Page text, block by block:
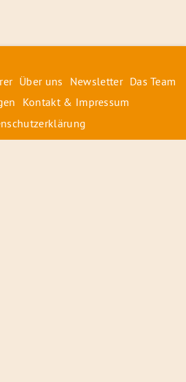
Über uns Newsletter Das Team
Kontakt & Impressum